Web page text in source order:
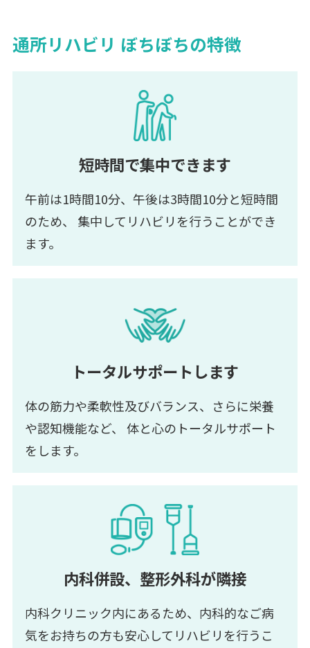
通所リハビリ ぼちぼちの特徴
短時間で集中できます
午前は1時間10分、午後は3時間10分と短時間
のため、
集中してリハビリを行うことができ
ます。
トータルサポートします
体の筋力や柔軟性及びバランス、さらに栄養
や認知機能など、
体と心のトータルサポート
をします。
内科併設、整形外科が隣接
内科クリニック内にあるため、内科的なご病
気をお持ちの方も安心してリハビリを行うこ